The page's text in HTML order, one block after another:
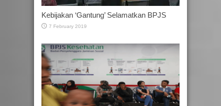
Kebijakan ‘Gantung’ Selamatkan BPJS
7 February 2019